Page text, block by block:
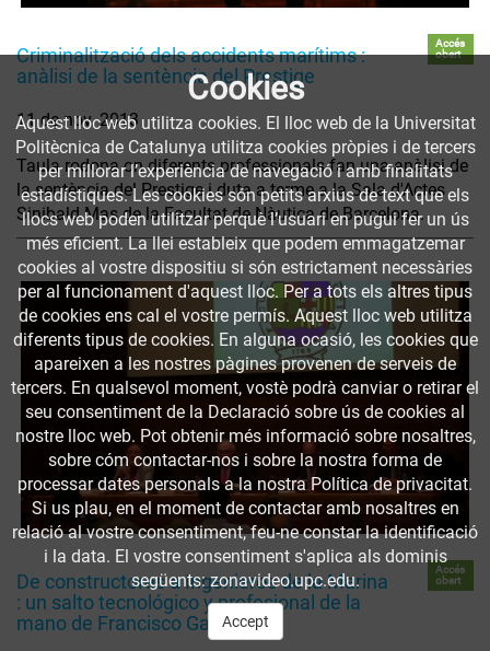
Criminalització dels accidents marítims :
anàlisi de la sentència del Prestige
Accés
obert
11 de nov. 2013
Taula rodona on diferents professionals fan una anàlisi de
la sentència del Prestige i duta a terme a la Sala d'Actes
Sinibald Mas de la Facultat de Nàutica de Barcelona.
De constructores a Ingenieros de la Marina
: un salto tecnológico y profesional de la
mano de Francisco Gautier
Accés
obert
Cookies
Aquest lloc web utilitza cookies. El lloc web de la Universitat
Politècnica de Catalunya utilitza cookies pròpies i de tercers
per millorar l’experiència de navegació i amb finalitats
estadístiques. Les cookies són petits arxius de text que els
llocs web poden utilitzar perquè l’usuari en pugui fer un ús
més eficient. La llei estableix que podem emmagatzemar
cookies al vostre dispositiu si són estrictament necessàries
per al funcionament d'aquest lloc. Per a tots els altres tipus
de cookies ens cal el vostre permís. Aquest lloc web utilitza
diferents tipus de cookies. En alguna ocasió, les cookies que
apareixen a les nostres pàgines provenen de serveis de
tercers. En qualsevol moment, vostè podrà canviar o retirar el
seu consentiment de la Declaració sobre ús de cookies al
nostre lloc web. Pot obtenir més informació sobre nosaltres,
sobre cóm contactar-nos i sobre la nostra forma de
processar dates personals a la nostra Política de privacitat.
Si us plau, en el moment de contactar amb nosaltres en
relació al vostre consentiment, feu-ne constar la identificació
i la data. El vostre consentiment s'aplica als dominis
següents: zonavideo.upc.edu.
Accept